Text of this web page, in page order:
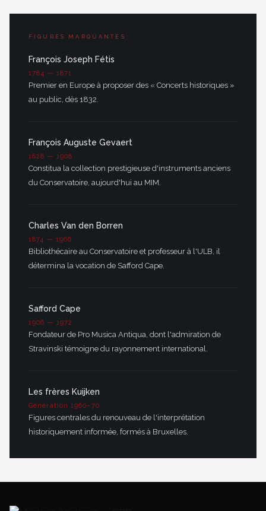
FIGURES MARQUANTES
François Joseph Fétis
1784 — 1871
Premier en Europe à proposer des « Concerts historiques »
au public, dès 1832.
François Auguste Gevaert
1828 — 1908
Constitua la collection prestigieuse d'instruments anciens
du Conservatoire, aujourd'hui au MIM.
Charles Van den Borren
1874 — 1966
Bibliothécaire au Conservatoire et professeur à l'ULB, il
détermina la vocation de Safford Cape.
Safford Cape
1906 — 1972
Fondateur de Pro Musica Antiqua, dont l'admiration de
Stravinski témoigne du rayonnement international.
Les frères Kuijken
Génération 1960–70
Figures centrales du renouveau de l'interprétation
historiquement informée, formés à Bruxelles.